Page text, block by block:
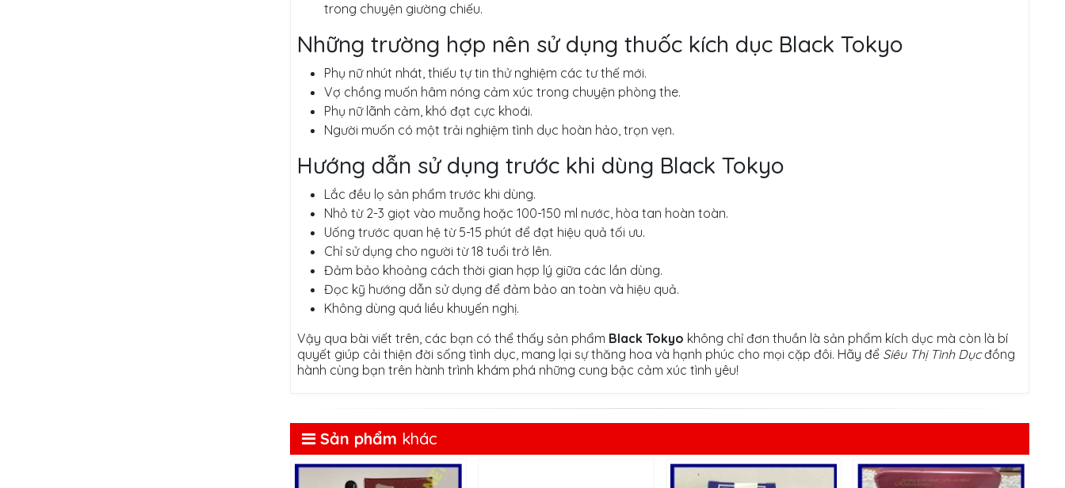
trong chuyện giường chiếu.
Những trường hợp nên sử dụng thuốc kích dục Black Tokyo
Phụ nữ nhút nhát, thiếu tự tin thử nghiệm các tư thế mới.
Vợ chồng muốn hâm nóng cảm xúc trong chuyện phòng the.
Phụ nữ lãnh cảm, khó đạt cực khoái.
Người muốn có một trải nghiệm tình dục hoàn hảo, trọn vẹn.
Hướng dẫn sử dụng trước khi dùng Black Tokyo
Lắc đều lọ sản phẩm trước khi dùng.
Nhỏ từ 2-3 giọt vào muỗng hoặc 100-150 ml nước, hòa tan hoàn toàn.
Uống trước quan hệ từ 5-15 phút để đạt hiệu quả tối ưu.
Chỉ sử dụng cho người từ 18 tuổi trở lên.
Đảm bảo khoảng cách thời gian hợp lý giữa các lần dùng.
Đọc kỹ hướng dẫn sử dụng để đảm bảo an toàn và hiệu quả.
Không dùng quá liều khuyến nghị.
Vậy qua bài viết trên, các bạn có thể thấy sản phẩm Black Tokyo không chỉ đơn thuần là sản phẩm kích dục mà còn là bí
quyết giúp cải thiện đời sống tình dục, mang lại sự thăng hoa và hạnh phúc cho mọi cặp đôi. Hãy để Siêu Thị Tình Dụcđồng
hành cùng bạn trên hành trình khám phá những cung bậc cảm xúc tình yêu!
Sản phẩm khác